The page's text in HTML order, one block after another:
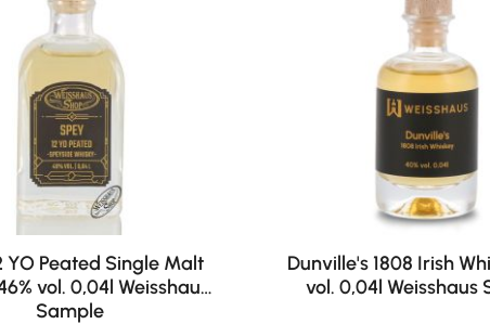
YO Peated Single Malt
vol. 0,04l Weisshaus
Sample
Dunville's 1808 Irish
vol. 0,04l Weisshaus